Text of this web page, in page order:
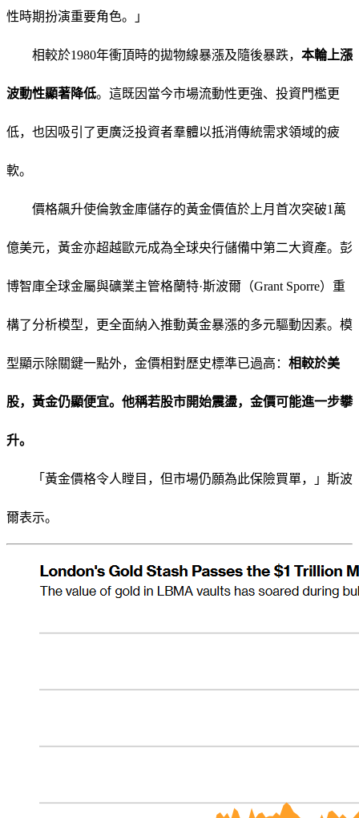
性時期扮演重要角色。」
相較於1980年衝頂時的拋物線暴漲及隨後暴跌， 本輪上漲
波動性顯著降低。這既因當今市場流動性更強、投資門檻更
低，也因吸引了更廣泛投資者羣體以抵消傳統需求領域的疲
軟。
價格飆升使倫敦金庫儲存的黃金價值於上月首次突破1萬
億美元，黃金亦超越歐元成為全球央行儲備中第二大資產。彭
博智庫全球金屬與礦業主管格蘭特·斯波爾（Grant Sporre）重
構了分析模型，更全面納入推動黃金暴漲的多元驅動因素。模
型顯示除關鍵一點外，金價相對歷史標準已過高： 相較於美
股，黃金仍顯便宜。他稱若股市開始震盪，金價可能進一步攀
升。
「黃金價格令人瞠目，但市場仍願為此保險買單，」斯波
爾表示。